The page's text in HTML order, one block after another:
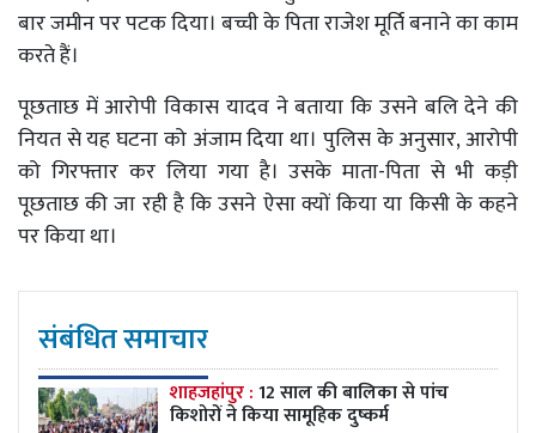
बार जमीन पर पटक दिया। बच्ची के पिता राजेश मूर्ति बनाने का काम
करते हैं।
पूछताछ में आरोपी विकास यादव ने बताया कि उसने बलि देने की
नियत से यह घटना को अंजाम दिया था। पुलिस के अनुसार, आरोपी
को गिरफ्तार कर लिया गया है। उसके माता-पिता से भी कड़ी
पूछताछ की जा रही है कि उसने ऐसा क्यों किया या किसी के कहने
पर किया था।
संबंधित समाचार
शाहजहांपुर :12 साल की बालिका से पांच
किशोरों ने किया सामूहिक दुष्कर्म